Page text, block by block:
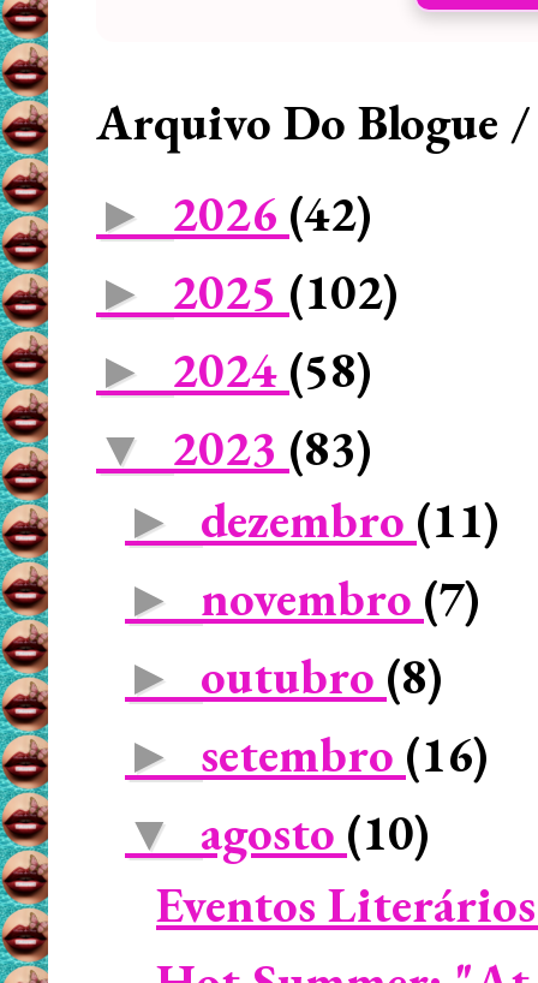
Arquivo Do Blogue
► 2026 (42)
► 2025 (102)
► 2024 (58)
▼ 2023 (83)
► dezembro (11)
► novembro (7)
► outubro (8)
► setembro (16)
▼ agosto (10)
Eventos